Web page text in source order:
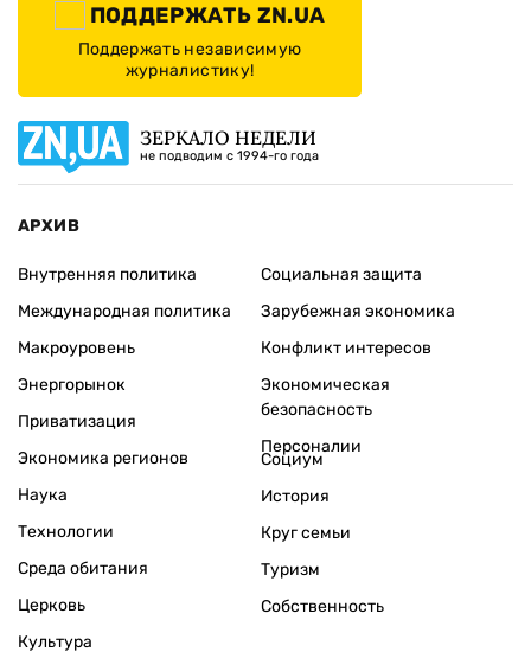
ПОДДЕРЖАТЬ ZN.UA
Поддержать независимую
журналистику!
ЗЕРКАЛО НЕДЕЛИ
не подводим с 1994-го года
АРХИВ
Внутренняя политика
Международная политика
Макроуровень
Энергорынок
Приватизация
Экономика регионов
Социальная защита
Зарубежная экономика
Конфликт интересов
Экономическая
безопасность
Персоналии
Наука
Технологии
Среда обитания
Церковь
Культура
Социум
История
Круг семьи
Туризм
Собственность